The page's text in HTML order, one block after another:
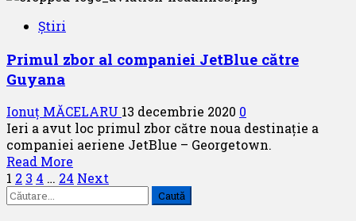
către
Știri
Primul zbor al companiei JetBlue către
Guyana
Ionuț MĂCELARU 13 decembrie 2020 0
Ieri a avut loc primul zbor către noua destinație a
companiei aeriene JetBlue – Georgetown.
Read More
more
Primul
Paginație
articole
1 2 3 4 … 24 Next
Caută
după: